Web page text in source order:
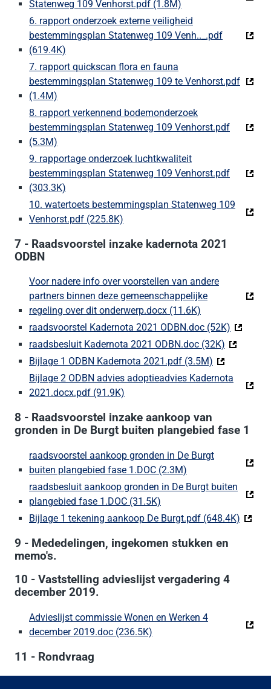
Statenweg 109 Venhorst.pdf (1.8M) (Deze link gaat
6. rapport onderzoek externe veiligheid
bestemmingsplan Statenweg 109 Venh.._.pdf
(619.4K)
7. rapport quickscan flora en fauna
bestemmingsplan Statenweg 109 te Venhorst.pdf
(1.4M)
8. rapport verkennend bodemonderzoek
bestemmingsplan Statenweg 109 Venhorst.pdf
(5.3M)
9. rapportage onderzoek luchtkwaliteit
bestemmingsplan Statenweg 109 Venhorst.pdf
(303.3K)
10. watertoets bestemmingsplan Statenweg 109
Venhorst.pdf (225.8K) (Deze link gaat naar een externe
7 - Raadsvoorstel inzake kadernota 2021
ODBN
Voor nadere info over voorstellen van andere
partners binnen deze gemeenschappelijke
regeling over dit onderwerp.docx (11.6K)
raadsvoorstel Kadernota 2021 ODBN.doc (52K) (Deze
raadsbesluit Kadernota 2021 ODBN.doc (32K) (Deze
Bijlage 1 ODBN Kadernota 2021.pdf (3.5M) (Deze link
Bijlage 2 ODBN advies adoptieadvies Kadernota
2021.docx.pdf (91.9K) (Deze link gaat naar een externe
8 - Raadsvoorstel inzake aankoop van
gronden in De Burgt buiten plangebied fase 1
raadsvoorstel aankoop gronden in De Burgt
buiten plangebied fase 1.DOC (2.3M) (Deze link gaat
raadsbesluit aankoop gronden in De Burgt buiten
plangebied fase 1.DOC (31.5K) (Deze link gaat naar een
Bijlage 1 tekening aankoop De Burgt.pdf (648.4K)
9 - Mededelingen, ingekomen stukken en
memo's.
10 - Vaststelling advieslijst vergadering 4
december 2019.
Advieslijst commissie Wonen en Werken 4
december 2019.doc (236.5K) (Deze link gaat naar een
11 - Rondvraag